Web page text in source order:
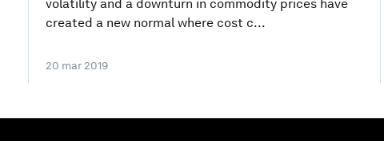
volatility and a downturn in commodity prices have
created a new normal where cost c...
20 mar 2019